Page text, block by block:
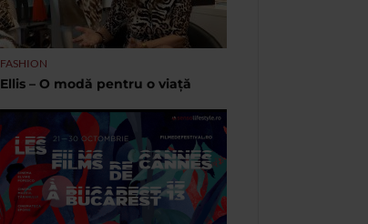
FASHION
Ellis – O modă pentru o viață